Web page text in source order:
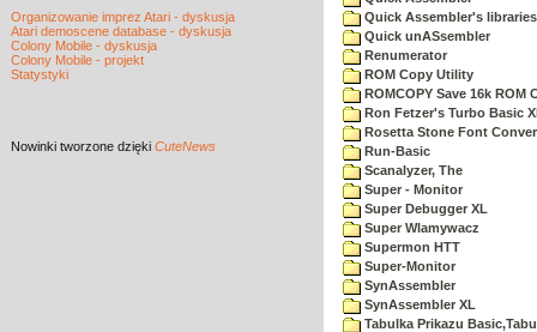
Organizowanie imprez Atari - dyskusja
Atari demoscene database - dyskusja
Colony Mobile - dyskusja
Colony Mobile - projekt
Statystyki
Nowinki tworzone dzięki CuteNews
Quick Assembler's
Quick unASsembler
Renumerator
ROM Copy Utility
ROMCOPY Save 16k ROM
Ron Fetzer's Turbo Basic
Rosetta Stone Font
Run-Basic
Scanalyzer, The
Super - Monitor
Super Debugger XL
Super Wlamywacz
Supermon HTT
Super-Monitor
SynAssembler
SynAssembler XL
Tabulka Prikazu